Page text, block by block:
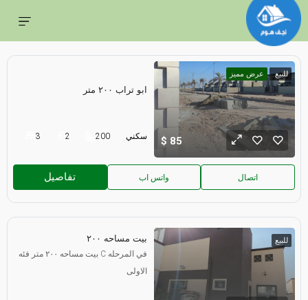
للبيع عرض مميز
85
ابو تراب ٢٠٠ متر
3 2 200 سكني
تفاصيل واتس اب اتصال
للبيع بيت مساحه ٢٠٠
بيت مساحه ٢٠٠ متر فئه C في المرحله
الاولى